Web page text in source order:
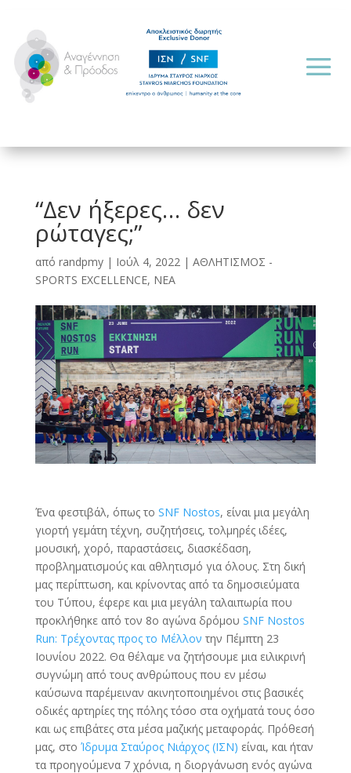
“Δεν ήξερες… δεν
ρώταγες;”
από randpmy| Ιούλ 4, 2022 | ΑΘΛΗΤΙΣΜΟΣ -
SPORTS EXCELLENCE, ΝΕΑ
Ένα φεστιβάλ, όπως το SNF Nostos, είναι μια μεγάλη
γιορτή γεμάτη τέχνη, συζητήσεις, τολμηρές ιδέες,
μουσική, χορό, παραστάσεις, διασκέδαση,
προβληματισμούς και αθλητισμό για όλους. Στη δική
μας περίπτωση, και κρίνοντας από τα δημοσιεύματα
του Τύπου, έφερε και μια μεγάλη ταλαιπωρία που
προκλήθηκε από τον 8ο αγώνα δρόμου SNF Nostos
Run: Τρέχοντας προς το Μέλλον την Πέμπτη 23
Ιουνίου 2022. Θα θέλαμε να ζητήσουμε μια ειλικρινή
συγνώμη από τους ανθρώπους που εν μέσω
καύσωνα παρέμειναν ακινητοποιημένοι στις βασικές
οδικές αρτηρίες της πόλης τόσο στα οχήματά τους όσο
και ως επιβάτες στα μέσα μαζικής μεταφοράς. Πρόθεσή
μας, στο Ίδρυμα Σταύρος Νιάρχος (ΙΣΝ) είναι, και ήταν
τα προηγούμενα 7 χρόνια, η διοργάνωση ενός αγώνα